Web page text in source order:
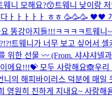
웨니 모해요?😙트웨니 낮이랑
다ㅏㅏㅏㅏㅏ ㅎㅎ 🥳🥳🥳
똥강아지들!!!ㅋㅋㅋㅋ 트웨니
트웨니가 너무 보고 싶어서 셀
위한 선물 〰️ (From. 샤샤샤넬
에요!!!💝 모두 사랑해요🙈우리
니의 해피바이러스 덕분에 매일
영원히 친하게 지내요~ 사랑해